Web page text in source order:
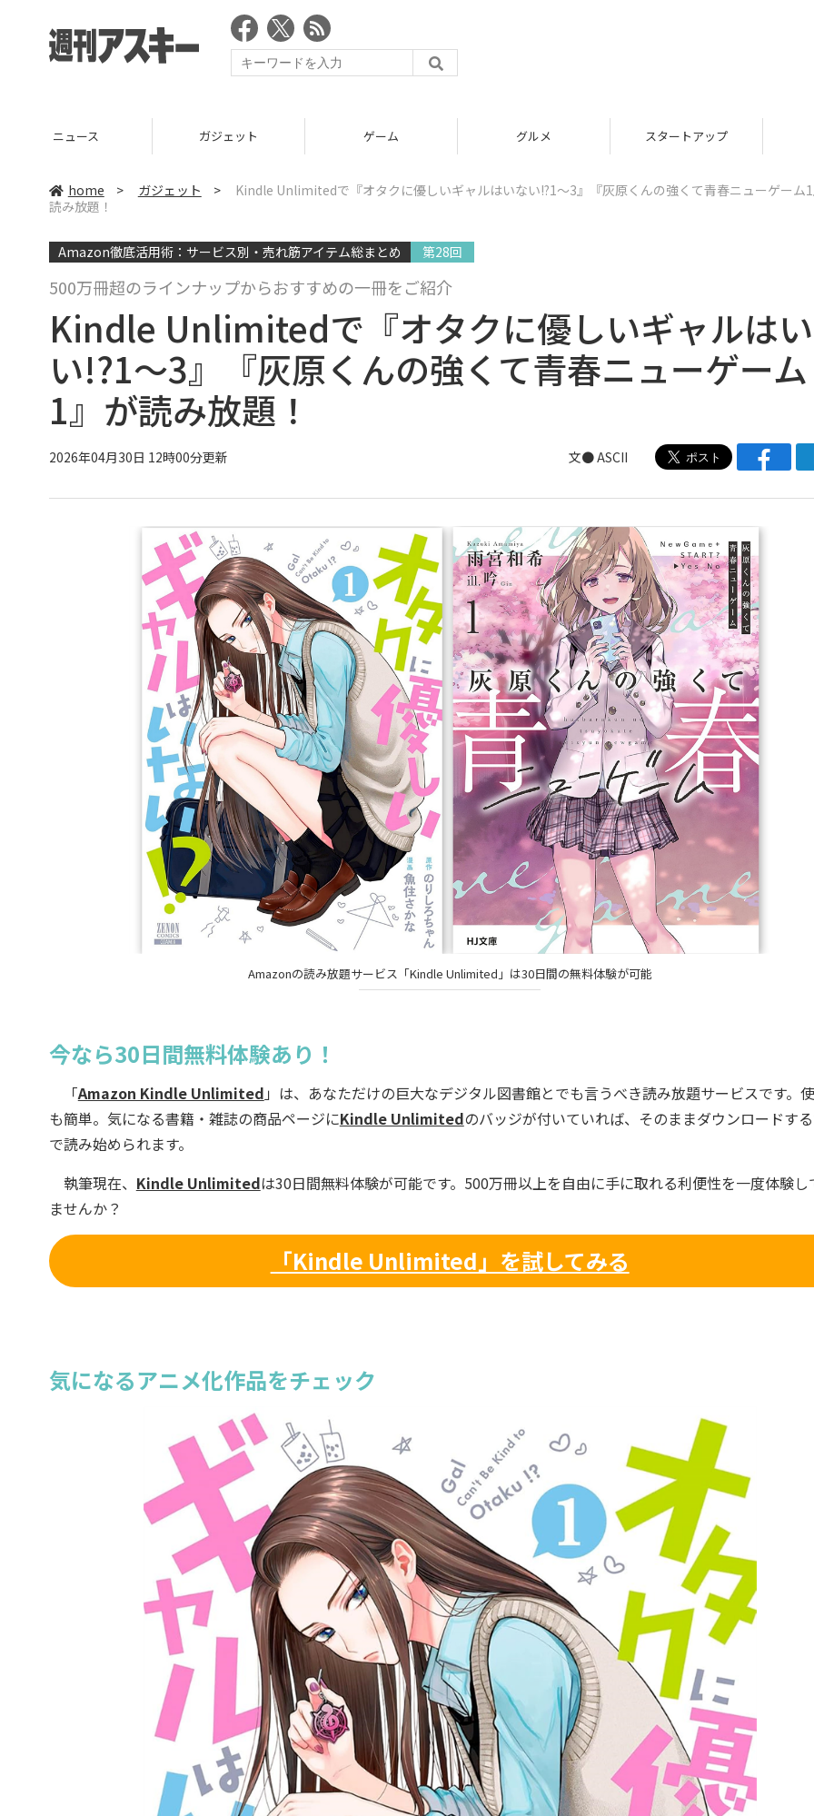
ニュース ガジェット ゲーム グルメ スタートアップ
home > ガジェット >
Kindle Unlimitedで『オタクに優しいギャルはいない!?1～3』『灰原くんの強くて青春ニューゲーム
読み放題！
Amazon徹底活用術：サービス別・売れ筋アイテム総まとめ 第28回
500万冊超のラインナップからおすすめの一冊をご紹介
Kindle Unlimitedで『オタクに優しいギャルは
い!?1～3』『灰原くんの強くて青春ニューゲーム
1』が読み放題！
2026年04月30日 12時00分更新 文● ASCII
Amazonの読み放題サービス「Kindle Unlimited」は30日間の無料体験が可能
今なら30日間無料体験あり！
「Amazon Kindle Unlimited 」は、あなただけの巨大なデジタル図書館とでも言うべき読み放題サービスです。
も簡単。気になる書籍・雑誌の商品ページにKindle Unlimitedのバッジが付いていれば、そのままダウンロードす
で読み始められます。
執筆現在、 Kindle Unlimitedは30日間無料体験が可能です。500万冊以上を自由に手に取れる利便性を一度体験し
ませんか？
「Kindle Unlimited」を試してみる
気になるアニメ化作品をチェック